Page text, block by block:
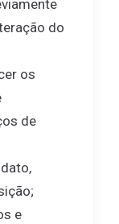
do
os
de
e